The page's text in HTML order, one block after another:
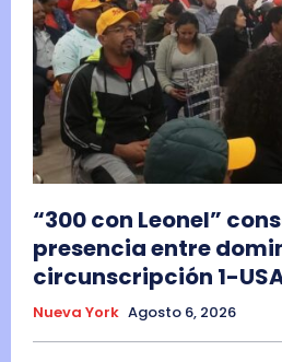
“300 con Leonel”
presencia entre
circunscripción 1-
Nueva York Agosto 6, 2026